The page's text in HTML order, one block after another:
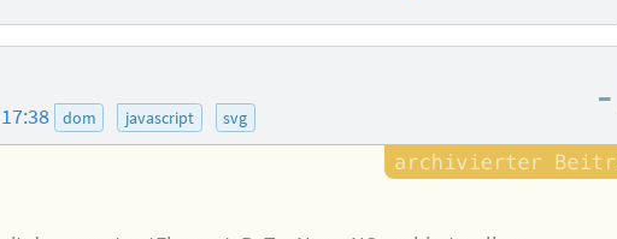
dom javascript svg
–